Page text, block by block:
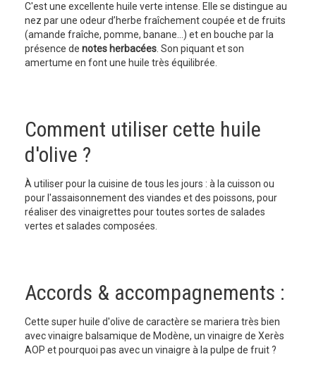
C'est une excellente huile verte intense. Elle se distingue au
nez par une odeur d’herbe fraîchement coupée et de fruits
(amande fraîche, pomme, banane…) et en bouche par la
présence de notes herbacées . Son piquant et son
amertume en font une huile très équilibrée.
Comment utiliser cette huile
d'olive ?
À utiliser pour la cuisine de tous les jours : à la cuisson ou
pour l'assaisonnement des viandes et des poissons, pour
réaliser des vinaigrettes pour toutes sortes de salades
vertes et salades composées.
Accords & accompagnements :
Cette super huile d'olive de caractère se mariera très bien
avec vinaigre balsamique de Modène, un vinaigre de Xerès
AOP et pourquoi pas avec un vinaigre à la pulpe de fruit ?